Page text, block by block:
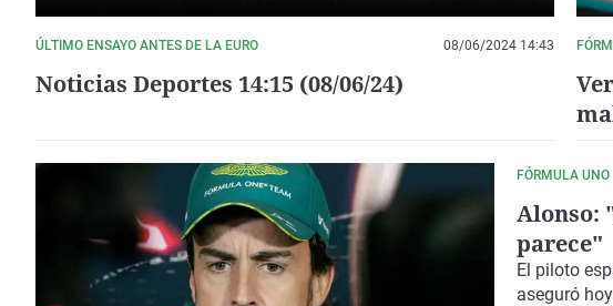
ÚLTIMO ENSAYO ANTES DE LA EURO 08/06/2024 14:43
Noticias Deportes 14:15 (08/06/24)
FÓRMULA UNO
Alonso:
parece"
El piloto
aseguró